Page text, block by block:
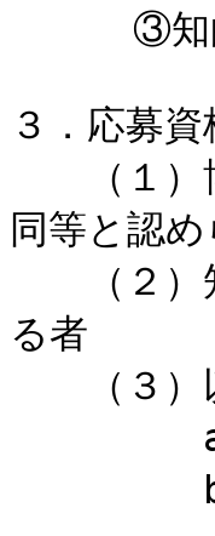
３．応募資
（１）博
同等と認
（２）知
る者
（３）以
a）産学
b）研究